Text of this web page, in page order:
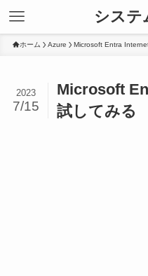
システ
ホーム Azure Microsoft Entra
Microsoft
試してみる
2023
7/15